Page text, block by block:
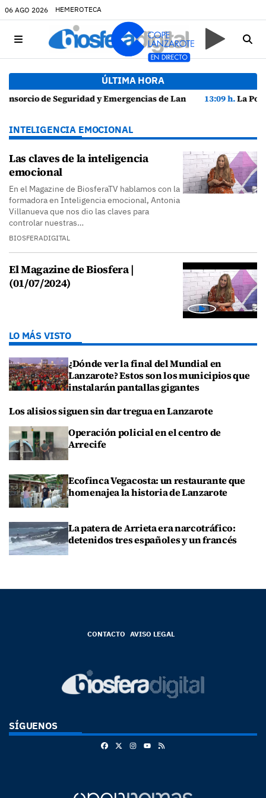
06 AGO 2026 HEMEROTECA
ÚLTIMA HORA
presenta la Guía de Seguridad en Actividades Náuticas
13:09 h.La Policía Local de Arrecife detiene a dos
INTELIGENCIA EMOCIONAL
Las claves de la inteligencia
emocional
En el Magazine de BiosferaTV hablamos con la
formadora en Inteligencia emocional, Antonia
Villanueva que nos dio las claves para
controlar nuestras…
BIOSFERADIGITAL
El Magazine de Biosfera |
(01/07/2024)
LO MÁS VISTO
¿Dónde ver la final del Mundial en
Lanzarote? Estos son los municipios que
instalarán pantallas gigantes
Los alisios siguen sin dar tregua en Lanzarote
Operación policial en el centro de
Arrecife
Ecofinca Vegacosta: un restaurante que
homenajea la historia de Lanzarote
La patera de Arrieta era narcotráfico:
detenidos tres españoles y un francés
CONTACTO AVISO LEGAL
SÍGUENOS
FacebookInstagram